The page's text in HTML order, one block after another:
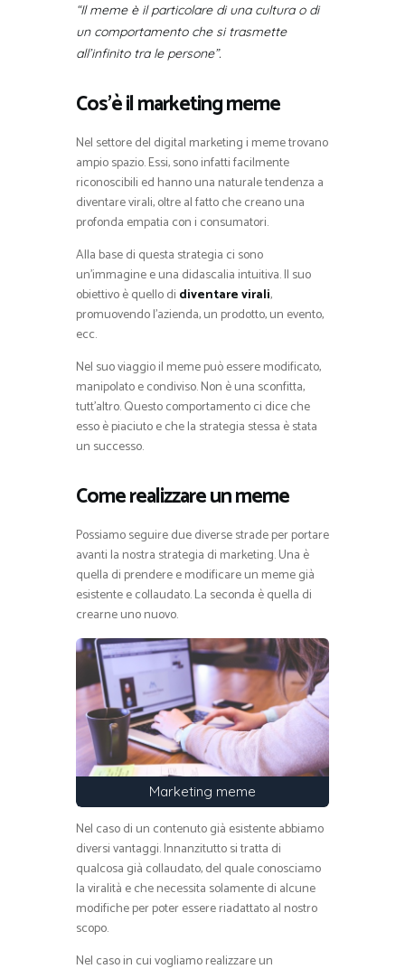
“Il meme è il particolare di una cultura o di
un comportamento che si trasmette
all’infinito tra le persone”.
Cos’è il marketing meme
Nel settore del digital marketing i meme trovano
ampio spazio. Essi, sono infatti facilmente
riconoscibili ed hanno una naturale tendenza a
diventare virali, oltre al fatto che creano una
profonda empatia con i consumatori.
Alla base di questa strategia ci sono
un’immagine e una didascalia intuitiva. Il suo
obiettivo è quello di diventare virali,
promuovendo l’azienda, un prodotto, un evento,
ecc.
Nel suo viaggio il meme può essere modificato,
manipolato e condiviso. Non è una sconfitta,
tutt’altro. Questo comportamento ci dice che
esso è piaciuto e che la strategia stessa è stata
un successo.
Come realizzare un meme
Possiamo seguire due diverse strade per portare
avanti la nostra strategia di marketing. Una è
quella di prendere e modificare un meme già
esistente e collaudato. La seconda è quella di
crearne uno nuovo.
Marketing meme
Nel caso di un contenuto già esistente abbiamo
diversi vantaggi. Innanzitutto si tratta di
qualcosa già collaudato, del quale conosciamo
la viralità e che necessita solamente di alcune
modifiche per poter essere riadattato al nostro
scopo.
Nel caso in cui vogliamo realizzare un